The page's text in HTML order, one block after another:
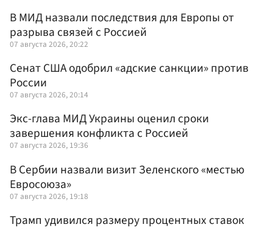
В МИД назвали последствия для Европы от
разрыва связей с Россией
07 августа 2026, 20:22
Сенат США одобрил «адские санкции» против
России
07 августа 2026, 20:14
Экс-глава МИД Украины оценил сроки
завершения конфликта с Россией
07 августа 2026, 19:36
В Сербии назвали визит Зеленского «местью
Евросоюза»
07 августа 2026, 19:18
Трамп удивился размеру процентных ставок